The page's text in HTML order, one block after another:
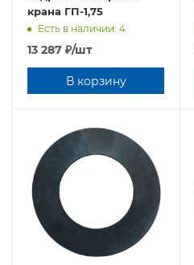
крана ГП-1,75
Есть в наличии: 4
13 287 ₽/шт
В корзину